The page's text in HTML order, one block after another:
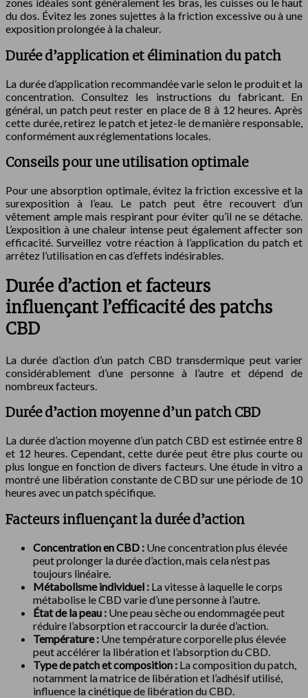
du dos. Évitez les zones sujettes à la friction excessive ou à une
exposition prolongée à la chaleur.
Durée d’application et élimination du patch
La durée d’application recommandée varie selon le produit et la
concentration. Consultez les instructions du fabricant. En
général, un patch peut rester en place de 8 à 12 heures. Après
cette durée, retirez le patch et jetez-le de manière responsable,
conformément aux réglementations locales.
Conseils pour une utilisation optimale
Pour une absorption optimale, évitez la friction excessive et la
surexposition à l’eau. Le patch peut être recouvert d’un
vêtement ample mais respirant pour éviter qu’il ne se détache.
L’exposition à une chaleur intense peut également affecter son
efficacité. Surveillez votre réaction à l’application du patch et
arrêtez l’utilisation en cas d’effets indésirables.
Durée d’action et facteurs
influençant l’efficacité des patchs
CBD
La durée d’action d’un patch CBD transdermique peut varier
considérablement d’une personne à l’autre et dépend de
nombreux facteurs.
Durée d’action moyenne d’un patch CBD
La durée d’action moyenne d’un patch CBD est estimée entre 8
et 12 heures. Cependant, cette durée peut être plus courte ou
plus longue en fonction de divers facteurs. Une étude in vitro a
montré une libération constante de CBD sur une période de 10
heures avec un patch spécifique.
Facteurs influençant la durée d’action
Concentration en CBD : Une concentration plus élevée
peut prolonger la durée d’action, mais cela n’est pas
toujours linéaire.
Métabolisme individuel : La vitesse à laquelle le corps
métabolise le CBD varie d’une personne à l’autre.
État de la peau : Une peau sèche ou endommagée peut
réduire l’absorption et raccourcir la durée d’action.
Température : Une température corporelle plus élevée
peut accélérer la libération et l’absorption du CBD.
Type de patch et composition : La composition du patch,
notamment la matrice de libération et l’adhésif utilisé,
influence la cinétique de libération du CBD.